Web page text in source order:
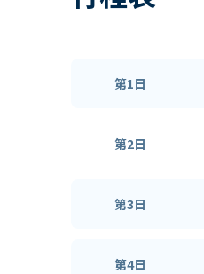
第1日
第2日
第3日
第4日